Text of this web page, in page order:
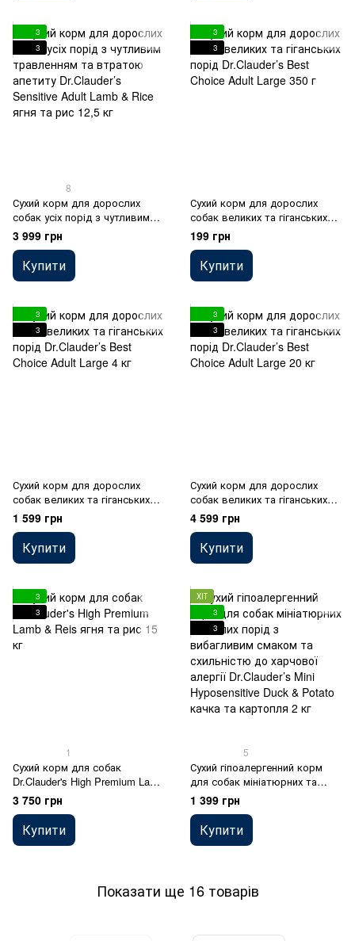
3
3
8
Сухий корм для дорослих
собак усіх порід з чутливим
травленням та втратою
апетиту Dr.Clauder’s Sensitive
Adult Lamb & Rice ягня та рис
12,5 кг
3 999 грн
Купити
3
3
Сухий корм для дорослих
собак великих та гіганських
порід Dr.Clauder’s Best Choice
Adult Large 350 г
199 грн
Купити
3
3
Сухий корм для дорослих
собак великих та гіганських
порід Dr.Clauder’s Best Choice
Adult Large 4 кг
1 599 грн
Купити
3
3
Сухий корм для дорослих
собак великих та гіганських
порід Dr.Clauder’s Best Choice
Adult Large 20 кг
4 599 грн
Купити
3
3
1
Сухий корм для собак
Dr.Clauder's High Premium Lamb
& Reis ягня та рис 15 кг
3 750 грн
Купити
ХІТ
3
3
5
Сухий гіпоалергенний корм
для собак мініатюрних та
малих порід з вибагливим
смаком та схильністю до
харчової алергії Dr.Clauder’s
Mini Hyposensitive Duck &
1 399 грн
Купити
Показати ще 16 товарів